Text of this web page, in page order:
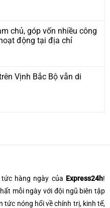
chủ, góp vốn nhiều công
động tại địa chỉ
Vịnh Bắc Bộ vẫn di
hàng ngày của Express24h!
mỗi ngày với đội ngũ biên tập
tức nóng hổi về chính trị, kinh tế,